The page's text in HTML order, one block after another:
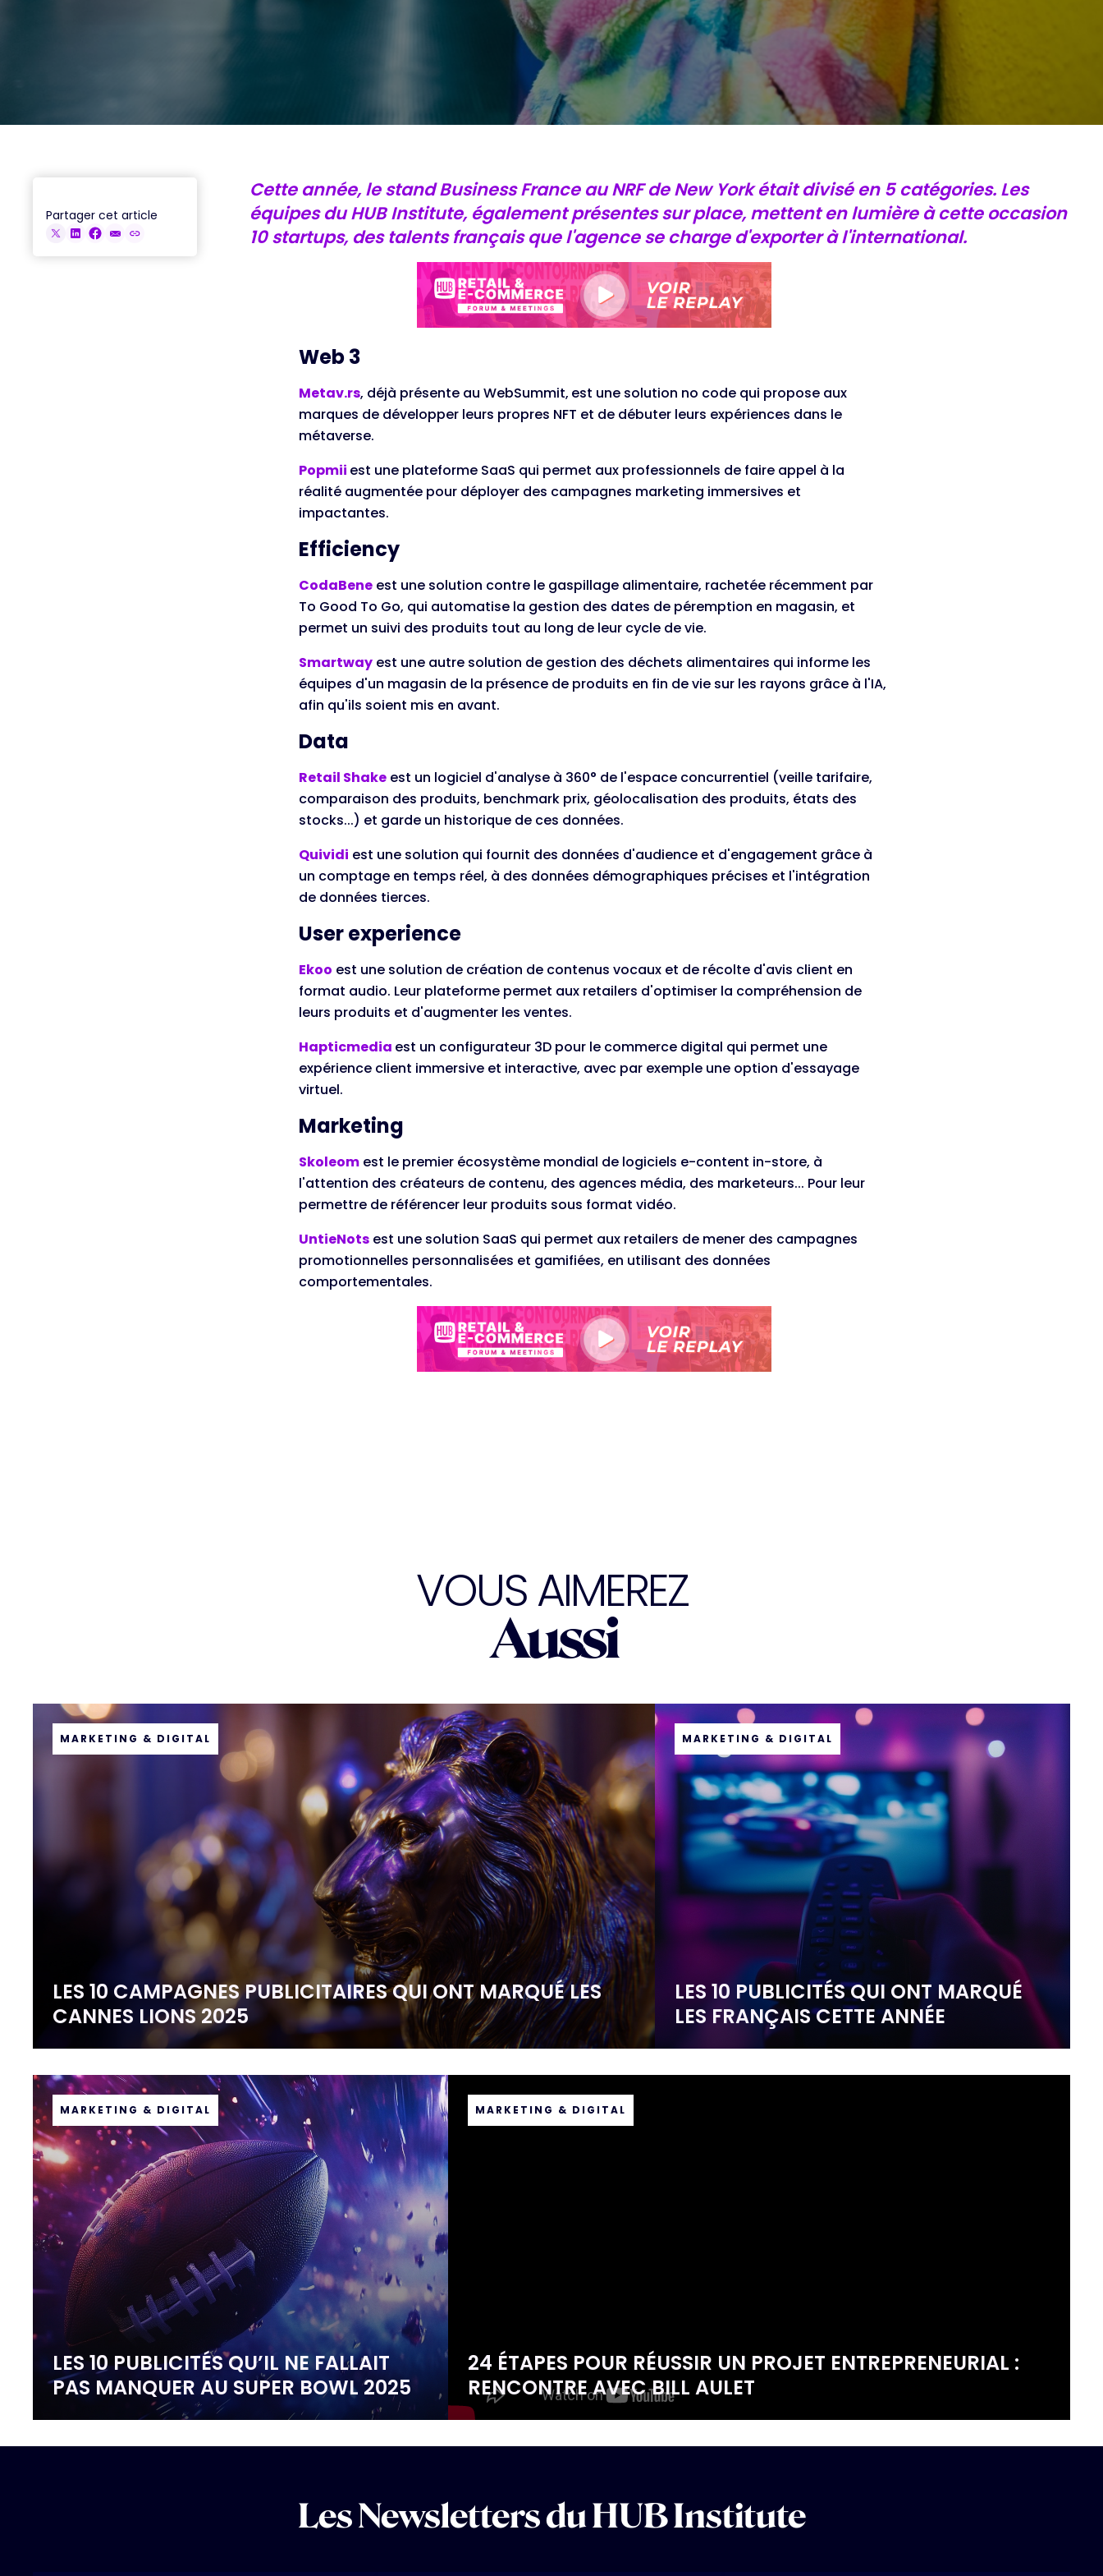
Partager cet article
Cette année, le stand Business France au NRF de New York était divisé en 5 catégories. Les
équipes du HUB Institute, également présentes sur place, mettent en lumière à cette occasion
10 startups, des talents français que l'agence se charge d'exporter à l'international.
Web 3
Metav.rs, déjà présente au WebSummit, est une solution no code qui propose aux
marques de développer leurs propres NFT et de débuter leurs expériences dans le
métaverse.
Popmii est une plateforme SaaS qui permet aux professionnels de faire appel à la
réalité augmentée pour déployer des campagnes marketing immersives et
impactantes.
Efficiency
CodaBene est une solution contre le gaspillage alimentaire, rachetée récemment par
To Good To Go, qui automatise la gestion des dates de péremption en magasin, et
permet un suivi des produits tout au long de leur cycle de vie.
Smartway est une autre solution de gestion des déchets alimentaires qui informe les
équipes d'un magasin de la présence de produits en fin de vie sur les rayons grâce à l'IA,
afin qu'ils soient mis en avant.
Data
Retail Shake est un logiciel d'analyse à 360° de l'espace concurrentiel (veille tarifaire,
comparaison des produits, benchmark prix, géolocalisation des produits, états des
stocks...) et garde un historique de ces données.
Quividi est une solution qui fournit des données d'audience et d'engagement grâce à
un comptage en temps réel, à des données démographiques précises et l'intégration
de données tierces.
User experience
Ekoo est une solution de création de contenus vocaux et de récolte d'avis client en
format audio. Leur plateforme permet aux retailers d'optimiser la compréhension de
leurs produits et d'augmenter les ventes.
Hapticmedia est un configurateur 3D pour le commerce digital qui permet une
expérience client immersive et interactive, avec par exemple une option d'essayage
virtuel.
Marketing
Skoleom est le premier écosystème mondial de logiciels e-content in-store, à
l'attention des créateurs de contenu, des agences média, des marketeurs... Pour leur
permettre de référencer leur produits sous format vidéo.
UntieNots est une solution SaaS qui permet aux retailers de mener des campagnes
promotionnelles personnalisées et gamifiées, en utilisant des données
comportementales.
VOUS AIMEREZ
Aussi
MARKETING & DIGITAL
LES 10 CAMPAGNES PUBLICITAIRES QUI ONT MARQUÉ LES
CANNES LIONS 2025
MARKETING & DIGITAL
LES 10 PUBLICITÉS QUI ONT MARQUÉ
LES FRANÇAIS CETTE ANNÉE
MARKETING & DIGITAL
24 ÉTAPES POUR RÉUSSIR UN PROJET ENTREPRENEURIAL :
RENCONTRE AVEC BILL AULET
MARKETING & DIGITAL
LES 10 PUBLICITÉS QU’IL NE FALLAIT
PAS MANQUER AU SUPER BOWL 2025
Les Newsletters du HUB Institute